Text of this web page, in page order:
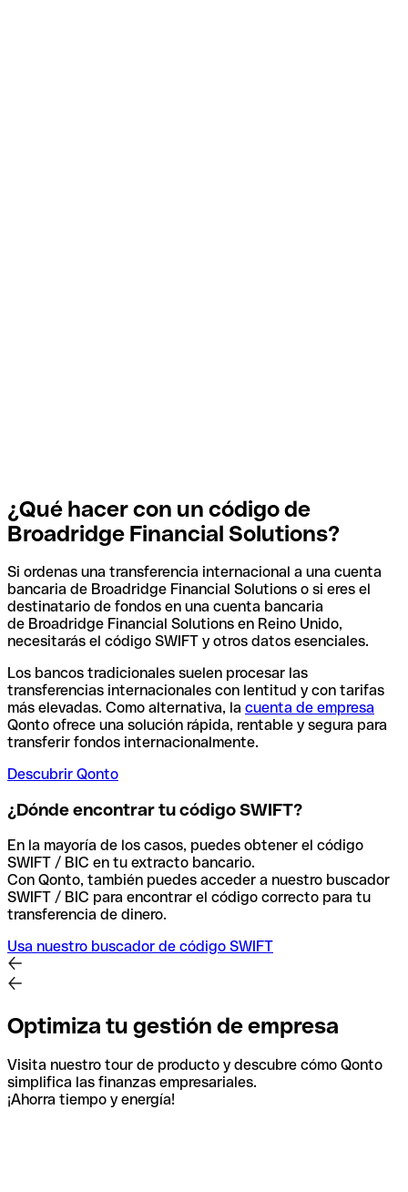
¿Qué hacer con un código de
Broadridge Financial Solutions?
Si ordenas una transferencia internacional a una cuenta
bancaria de Broadridge Financial Solutions o si eres el
destinatario de fondos en una cuenta bancaria
de Broadridge Financial Solutions en Reino Unido,
necesitarás el código SWIFT y otros datos esenciales.
Los bancos tradicionales suelen procesar las
transferencias internacionales con lentitud y con tarifas
más elevadas. Como alternativa, la cuenta de empresa
Qonto ofrece una solución rápida, rentable y segura para
transferir fondos internacionalmente.
Descubrir Qonto
¿Dónde encontrar tu código SWIFT?
En la mayoría de los casos, puedes obtener el código
SWIFT / BIC en tu extracto bancario.
Con Qonto, también puedes acceder a nuestro buscador
SWIFT / BIC para encontrar el código correcto para tu
transferencia de dinero.
Usa nuestro buscador de código SWIFT
Optimiza tu gestión de empresa
Visita nuestro tour de producto y descubre cómo Qonto
simplifica las finanzas empresariales.
¡Ahorra tiempo y energía!